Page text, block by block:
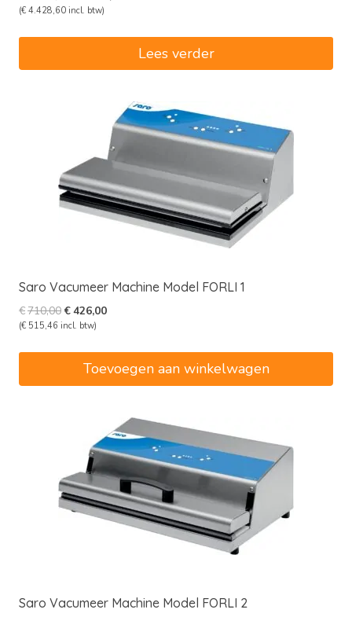
prijs
€3.660,00.
(€ 4.428,60 incl. btw)
Lees verder
Saro Vacumeer Machine Model FORLI 1
€710,00Oorspronkelijke
prijs
€710,00.
€426,00Huidige
(€ 515,46 incl. btw)
Toevoegen aan winkelwagen
Saro Vacumeer Machine Model FORLI 2